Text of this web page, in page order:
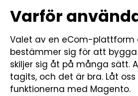
Varför
Valet av en eCom-
bestämmer sig för att
skiljer sig åt på många sätt.
tagits, och det är bra. Låt
funktionerna med Magento.